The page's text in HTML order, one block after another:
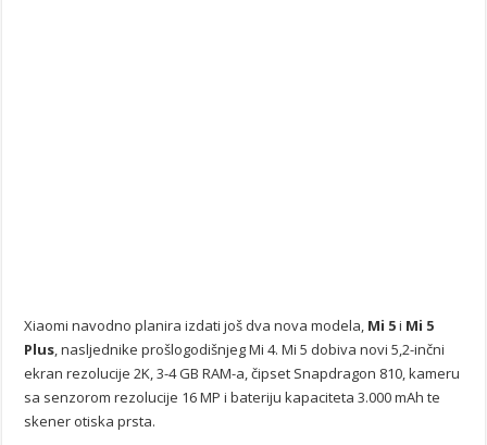
Xiaomi navodno planira izdati još dva nova modela, Mi 5i Mi 5
Plus, nasljednike prošlogodišnjeg Mi 4. Mi 5 dobiva novi 5,2-inčni
ekran rezolucije 2K, 3-4 GB RAM-a, čipset Snapdragon 810, kameru
sa senzorom rezolucije 16 MP i bateriju kapaciteta 3.000 mAh te
skener otiska prsta.